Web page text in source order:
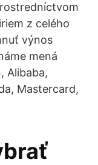
z celého
výnos
mená
Alibaba,
Mastercard,